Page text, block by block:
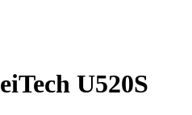
U520S